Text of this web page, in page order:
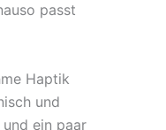
passt
Haptik
und
ein paar